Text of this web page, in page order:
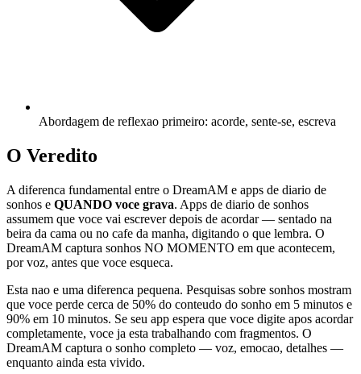
Abordagem de reflexao primeiro: acorde, sente-se, escreva
O Veredito
A diferenca fundamental entre o DreamAM e apps de diario de
sonhos e QUANDO voce grava. Apps de diario de sonhos
assumem que voce vai escrever depois de acordar — sentado na
beira da cama ou no cafe da manha, digitando o que lembra. O
DreamAM captura sonhos NO MOMENTO em que acontecem,
por voz, antes que voce esqueca.
Esta nao e uma diferenca pequena. Pesquisas sobre sonhos mostram
que voce perde cerca de 50% do conteudo do sonho em 5 minutos e
90% em 10 minutos. Se seu app espera que voce digite apos acordar
completamente, voce ja esta trabalhando com fragmentos. O
DreamAM captura o sonho completo — voz, emocao, detalhes —
enquanto ainda esta vivido.